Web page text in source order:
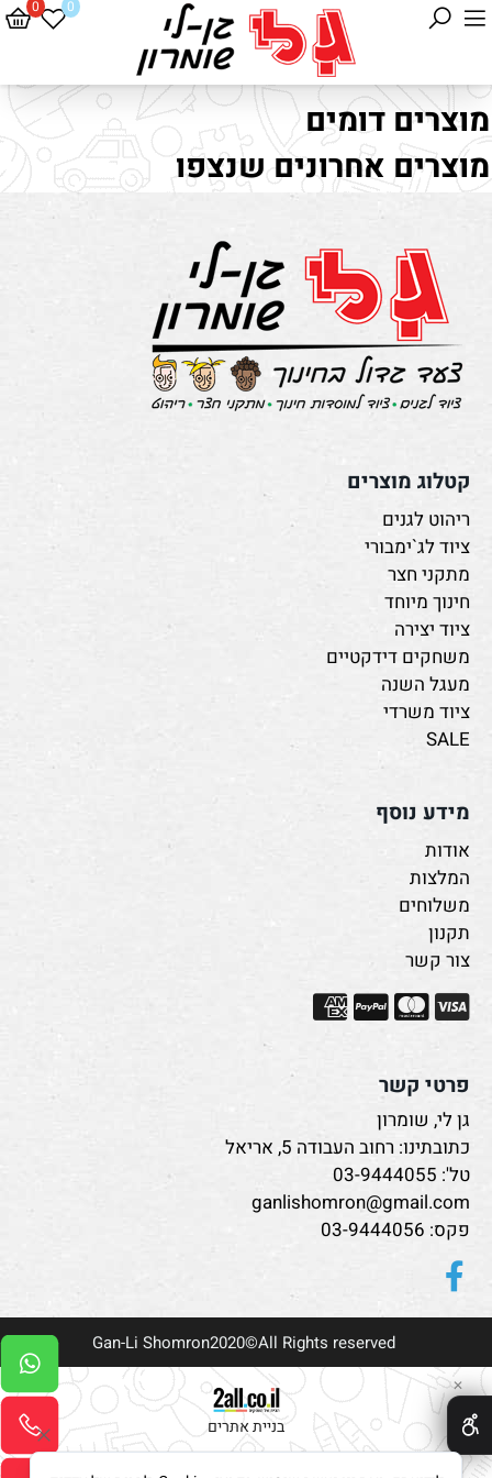
0 0
מוצרים דומים
מוצרים אחרונים שנצפו
קטלוג מוצרים
ריהוט לגנים
ציוד לג`ימבורי
מתקני חצר
חינוך מיוחד
ציוד יצירה
משחקים דידקטיים
מעגל השנה
ציוד משרדי
SALE
מידע נוסף
אודות
המלצות
משלוחים
תקנון
צור קשר
פרטי קשר
גן לי, שומרון
כתובתינו: רחוב העבודה 5, אריאל
טל': 03-9444055
ganlishomron@gmail.com
פקס: 03-9444056
בניית אתרים
✕